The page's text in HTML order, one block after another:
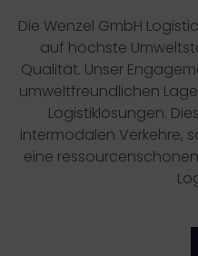
Die Wenzel GmbH
auf höchste
Qualität. Unser
umweltfreundlichen
Logistiklösungen.
intermodalen Verkehre,
eine